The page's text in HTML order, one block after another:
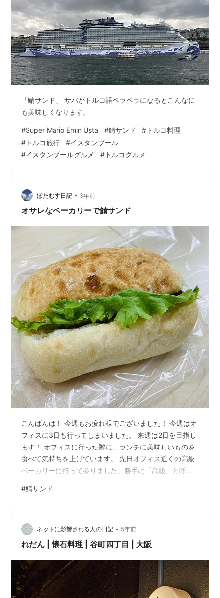
「鯖サンド」 サバがトルコ語ペラペラになるとこんなに
も美味しくなります。
#Super Mario Emin Usta #鯖サンド # トルコ料理
# トルコ旅行 #イスタンブール
#イスタンブールグルメ # トルコグルメ
ぼたむす日記 • 3年前
オサレなベーカリーで鯖サンド
こんばんは！ 今週もお疲れ様でございました！ 今週はオ
フィスに3日も行ってしまいました。 来週は2日を目指し
ます！ オフィスに行った際に、ランチに美味しいものを
食べて気持ちを上げています。 先日オフィス近くの高級
ベーカリーに行って参りました。勝手に「高級」と呼ん
行っても、オサレですよね～。見た目もお味も。 「うひ
ゃっ」と思わせるいいお値段ですが、やれどこ産の小麦
だの、無農薬の卵だのを考えたら、安いぐらいかもしれ
ませんね。企業努力に感謝です。 いつも長蛇の列のパン
屋さんへ行ってみると、まぁ～おフランスか、と思うよ
#鯖サンド
ネットに影響される人の日記 • 5年前
れだん | 懐石料理 | 谷町四丁目 | 大阪